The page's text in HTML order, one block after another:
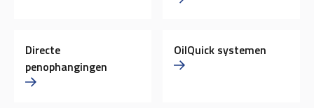
Directe
penophangingen
OilQuick systemen